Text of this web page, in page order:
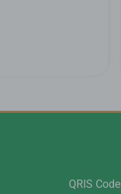
QRIS Code